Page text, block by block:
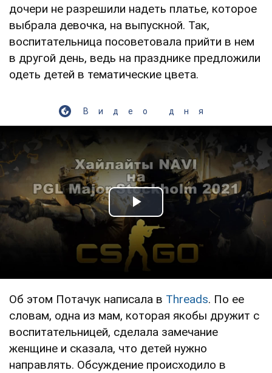
дочери не разрешили надеть платье, которое
выбрала девочка, на выпускной. Так,
воспитательница посоветовала прийти в нем
в другой день, ведь на празднике предложили
одеть детей в тематические цвета.
Видео дня
Play Video
Об этом Потачук написала в Тhreads. По ее
словам, одна из мам, которая якобы дружит с
воспитательницей, сделала замечание
женщине и сказала, что детей нужно
направлять. Обсуждение происходило в